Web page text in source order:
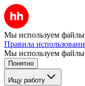
Мы используем файлы
Правила
Мы используем файлы
Понятно
Ищу работу